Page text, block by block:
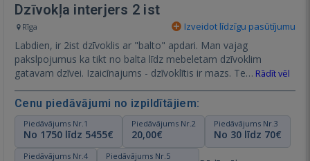
Dzīvokļa interjers 2 ist
Rīga Izveidot līdzīgu pasūtījumu
Labdien, ir 2ist dzīvoklis ar "balto" apdari. Man vajag
pakslpojumus ka tikt no balta līdz mebeletam dzīvoklim
gatavam dzīvei. Izaicīnajums - dzīvoklītis ir mazs. Te… Rādīt vēl
Cenu piedāvājumi no izpildītājiem:
Piedāvājums Nr.1
No 1750 līdz 5455€
Piedāvājums Nr.2
20,00€
Piedāvājums Nr.3
No 30 līdz 70€
Piedāvājums Nr.4 Piedāvājums Nr.5